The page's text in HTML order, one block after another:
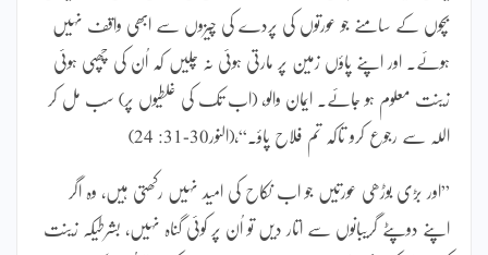
بچوں کے سامنے جو عورتوں کی پردے کی چیزوں سے ابھی واقف نہیں
ہوئے۔ اور اپنے پاؤں زمین پر مارتی ہوئی نہ چلیں کہ اُن کی چھپی ہوئی
زینت معلوم ہو جائے۔ ایمان والو، (اب تک کی غلطیوں پر) سب مل کر
اللہ سے رجوع کرو تاکہ تم فلاح پاؤ۔“،(النور30-31: 24)
”اور بڑی بوڑھی عورتیں جو اب نکاح کی امید نہیں رکھتی ہیں، وہ اگر
اپنے دوپٹے گریبانوں سے اتار دیں تو اُن پر کوئی گناہ نہیں، بشرطیکہ زینت